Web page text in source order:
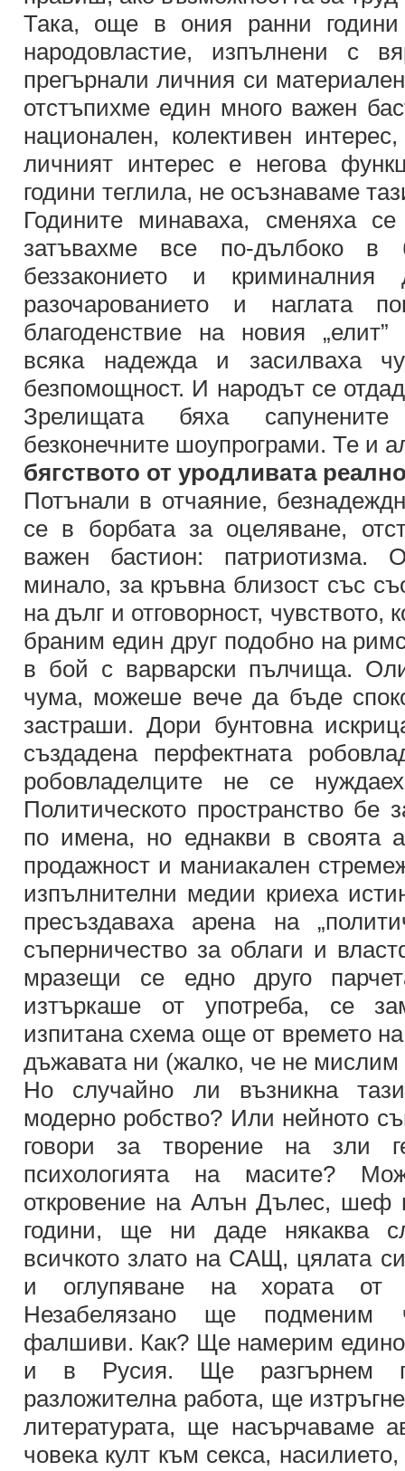
Така, още в ония ранни
народовластие, изпълнени с
прегърнали личния си
отстъпихме един много важен
национален, колективен
личният интерес е негова
години теглила, не осъзнаваме
Годините минаваха, сменяха
затъвахме все по-дълбоко в
беззаконието и криминалния
разочарованието и наглата
благоденствие на новия „елит”
всяка надежда и засилваха
безпомощност. И народът се
Зрелищата бяха
безконечните шоупрограми. Те и
бягството от уродливата
Потънали в отчаяние,
се в борбата за оцеляване,
важен бастион: патриотизма.
минало, за кръвна близост със
на дълг и отговорност, чувството,
браним един друг подобно на
в бой с варварски пълчища.
чума, можеше вече да бъде
застраши. Дори бунтовна
създадена перфектната
робовладелците не се
Политическото пространство бе
по имена, но еднакви в своята
продажност и маниакален
изпълнителни медии криеха
пресъздаваха арена на
съперничество за облаги и
мразещи се едно друго
изтъркаше от употреба, се
изпитана схема още от времето
дъжавата ни (жалко, че не мислим
Но случайно ли възникна
модерно робство? Или нейното
говори за творение на зли
психологията на масите?
откровение на Алън Дълес, шеф
години, ще ни даде някаква
всичкото злато на САЩ, цялата
и оглупяване на хората от
Незабелязано ще подменим
фалшиви. Как? Ще намерим
и в Русия. Ще разгърнем
разложителна работа, ще
литературата, ще насърчаваме
човека култ към секса,